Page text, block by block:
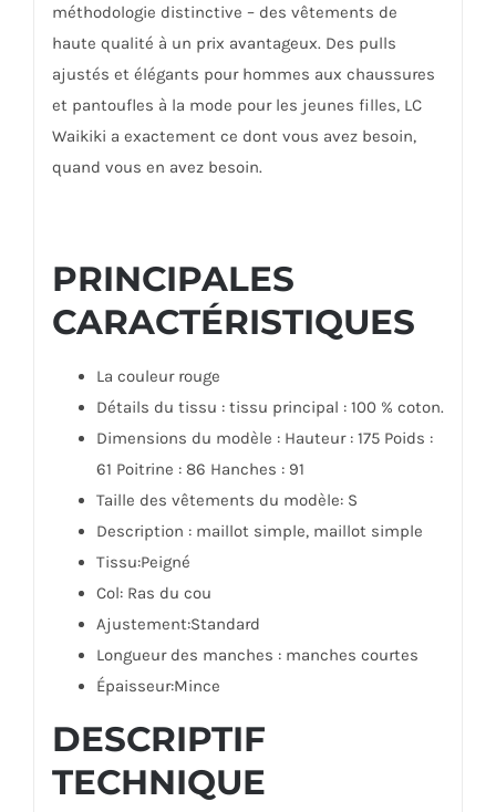
méthodologie distinctive – des vêtements de
haute qualité à un prix avantageux. Des pulls
ajustés et élégants pour hommes aux chaussures
et pantoufles à la mode pour les jeunes filles, LC
Waikiki a exactement ce dont vous avez besoin,
quand vous en avez besoin.
PRINCIPALES
CARACTÉRISTIQUES
La couleur rouge
Détails du tissu : tissu principal : 100 % coton.
Dimensions du modèle : Hauteur : 175 Poids :
61 Poitrine : 86 Hanches : 91
Taille des vêtements du modèle: S
Description : maillot simple, maillot simple
Tissu:Peigné
Col: Ras du cou
Ajustement:Standard
Longueur des manches : manches courtes
Épaisseur:Mince
DESCRIPTIF
TECHNIQUE